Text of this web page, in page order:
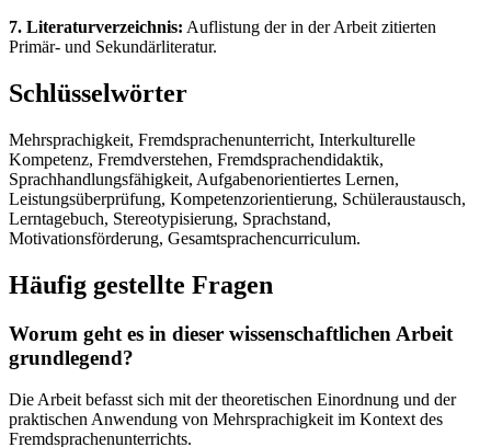
7. Literaturverzeichnis: Auflistung der in der Arbeit zitierten
Primär- und Sekundärliteratur.
Schlüsselwörter
Mehrsprachigkeit, Fremdsprachenunterricht, Interkulturelle
Kompetenz, Fremdverstehen, Fremdsprachendidaktik,
Sprachhandlungsfähigkeit, Aufgabenorientiertes Lernen,
Leistungsüberprüfung, Kompetenzorientierung, Schüleraustausch,
Lerntagebuch, Stereotypisierung, Sprachstand,
Motivationsförderung, Gesamtsprachencurriculum.
Häufig gestellte Fragen
Worum geht es in dieser wissenschaftlichen Arbeit
grundlegend?
Die Arbeit befasst sich mit der theoretischen Einordnung und der
praktischen Anwendung von Mehrsprachigkeit im Kontext des
Fremdsprachenunterrichts.